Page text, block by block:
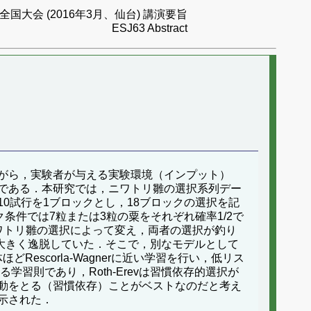
国大会 (2016年3月、仙台) 講演要旨
ESJ63 Abstract
，実験者が与える実験環境（インプット）
ある．本研究では，ニワトリ雛の選択系列デー
試行を1ブロックとし，18ブロックの選択を記
件では7粒または3粒の粟をそれぞれ確率1/2で
リ雛の選択によって変え，両者の選択が釣り
く逸脱していた．そこで，別なモデルとして
どRescorla-Wagnerに近い学習を行い，低リス
学習則であり，Roth-Erevは習慣依存的選択が
とる（習慣依存）ことがベストなのだと考え
された．